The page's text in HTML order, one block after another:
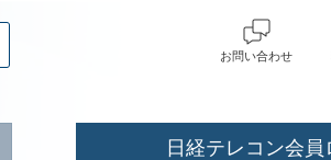
お問い合わせ
日経テレコン会員